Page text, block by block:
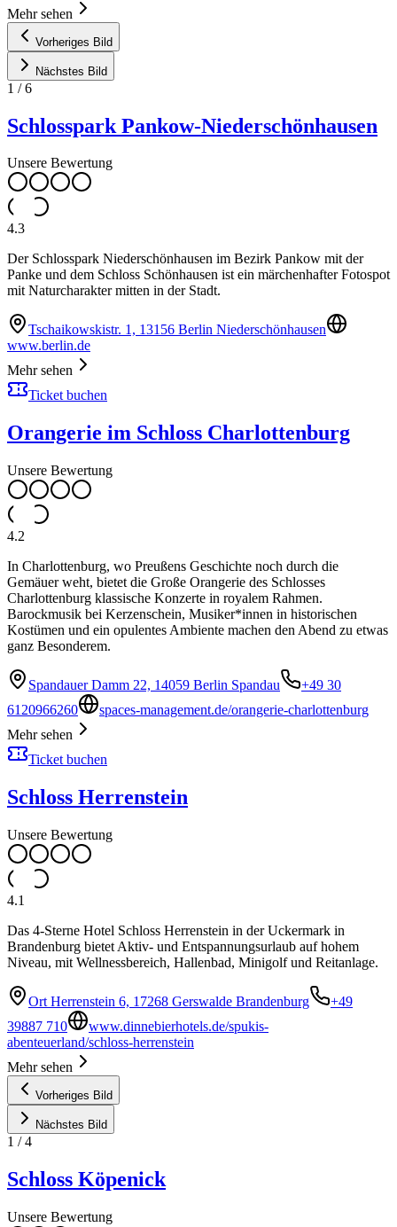
Mehr sehen
Vorheriges Bild
Nächstes Bild
1 /6
Schlosspark Pankow-Niederschönhausen
Unsere Bewertung
4.3
Der Schlosspark Niederschönhausen im Bezirk Pankow mit der
Panke und dem Schloss Schönhausen ist ein märchenhafter Fotospot
mit Naturcharakter mitten in der Stadt.
Tschaikowskistr. 1, 13156 Berlin Niederschönhausen
www.berlin.de
Mehr sehen
Ticket buchen
Orangerie im Schloss Charlottenburg
Unsere Bewertung
4.2
In Charlottenburg, wo Preußens Geschichte noch durch die
Gemäuer weht, bietet die Große Orangerie des Schlosses
Charlottenburg klassische Konzerte in royalem Rahmen.
Barockmusik bei Kerzenschein, Musiker*innen in historischen
Kostümen und ein opulentes Ambiente machen den Abend zu etwas
ganz Besonderem.
Spandauer Damm 22, 14059 Berlin Spandau
+49 30
6120966260
spaces-management.de/orangerie-charlottenburg
Mehr sehen
Ticket buchen
Schloss Herrenstein
Unsere Bewertung
4.1
Das 4-Sterne Hotel Schloss Herrenstein in der Uckermark in
Brandenburg bietet Aktiv- und Entspannungsurlaub auf hohem
Niveau, mit Wellnessbereich, Hallenbad, Minigolf und Reitanlage.
Ort Herrenstein 6, 17268 Gerswalde Brandenburg
+49
39887 710
www.dinnebierhotels.de/spukis-
abenteuerland/schloss-herrenstein
Mehr sehen
Vorheriges Bild
Nächstes Bild
1 /4
Schloss Köpenick
Unsere Bewertung